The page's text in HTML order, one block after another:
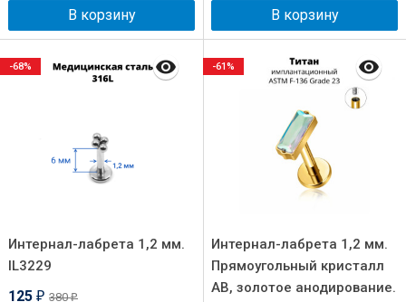
В корзину В корзину
Интернал-лабрета 1,2 мм.
IL3229
125 ₽ 380₽
-68%
Интернал-лабрета 1,2 мм.
Прямоугольный кристалл
AB, золотое анодирование.
-61%